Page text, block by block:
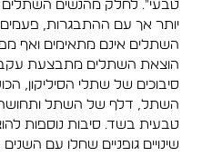
טבעי". לחלק מהנשים השתלים
יותר אך עם ההתבגרות,
השתלים אינם מתאימים ואף
הוצאת השתלים מתבצעת
סיבוכים של שתלי הסיליקון,
השתל, דלף של השתל
טבעית בשד. סיבות נוספות
שינויים גופניים שחלו עם השנים